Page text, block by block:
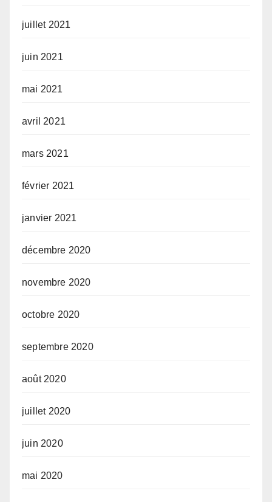
juillet 2021
juin 2021
mai 2021
avril 2021
mars 2021
février 2021
janvier 2021
décembre 2020
novembre 2020
octobre 2020
septembre 2020
août 2020
juillet 2020
juin 2020
mai 2020